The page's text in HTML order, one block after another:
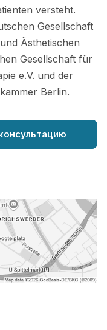
versteht.
Gesellschaft
Ästhetischen
Gesellschaft für
e.V. und der
Berlin.